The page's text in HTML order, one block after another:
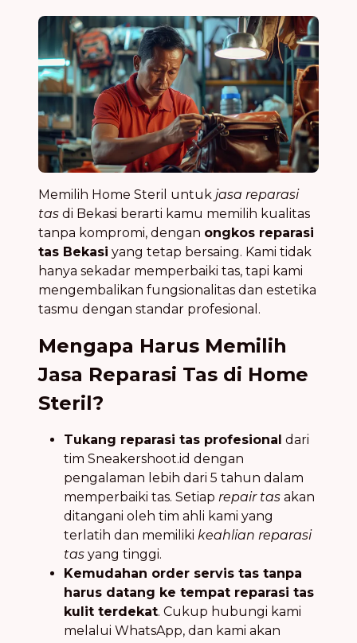
Memilih Home Steril untuk jasa reparasi
tas di Bekasi berarti kamu memilih kualitas
tanpa kompromi, dengan ongkos reparasi
tas Bekasi yang tetap bersaing. Kami tidak
hanya sekadar memperbaiki tas, tapi kami
mengembalikan fungsionalitas dan estetika
tasmu dengan standar profesional.
Mengapa Harus Memilih
Jasa Reparasi Tas di Home
Steril?
Tukang reparasi tas profesional dari
tim Sneakershoot.id dengan
pengalaman lebih dari 5 tahun dalam
memperbaiki tas. Setiap repair tas akan
ditangani oleh tim ahli kami yang
terlatih dan memiliki keahlian reparasi
tas yang tinggi.
Kemudahan order servis tas tanpa
harus datang ke tempat reparasi tas
kulit terdekat. Cukup hubungi kami
melalui WhatsApp, dan kami akan